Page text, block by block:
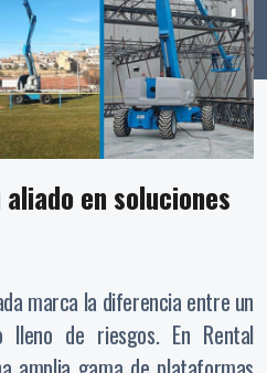
en soluciones
marca la diferencia entre un
de riesgos. En Rental